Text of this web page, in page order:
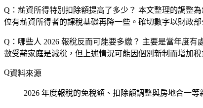
Q：薪資所得特別扣除額提高了多少？ 本文整理的調整
位有薪資所得者的課稅基礎再降一些。確切數字以財政部
Q：哪些人 2026 報稅反而可能要多繳？ 主要是當年度有
數受薪家庭是減稅，但上述情況可能因個別新制而增加
資料來源
2026 年度報稅的免稅額、扣除額調整與房地合一等